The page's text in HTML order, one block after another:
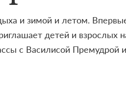
и зимой и летом.
детей и взрослых
с Василисой Премудрой